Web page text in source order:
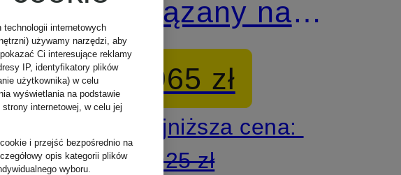
wiązany na
szyi MAISON
965 zł
Najniższa cena:
1 925 zł
technologii internetowych
używamy narzędzi, aby
Ci interesujące reklamy
IP, identyfikatory plików
użytkownika) w celu
wyświetlania na podstawie
internetowej, w celu jej
i przejść bezpośrednio na
opis kategorii plików
wyboru.